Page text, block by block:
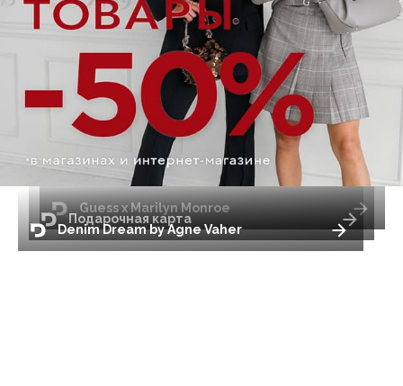
Denim Dream by Agne Vaher
Подарочная карта
Guess x Marilyn Monroe